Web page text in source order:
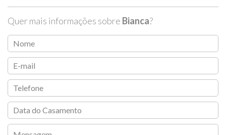
Quer mais informações sobre Bianca?